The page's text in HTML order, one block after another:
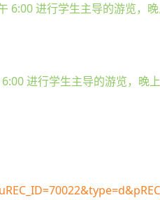
进行学生主导的游览，晚
进行学生主导的游览，晚上